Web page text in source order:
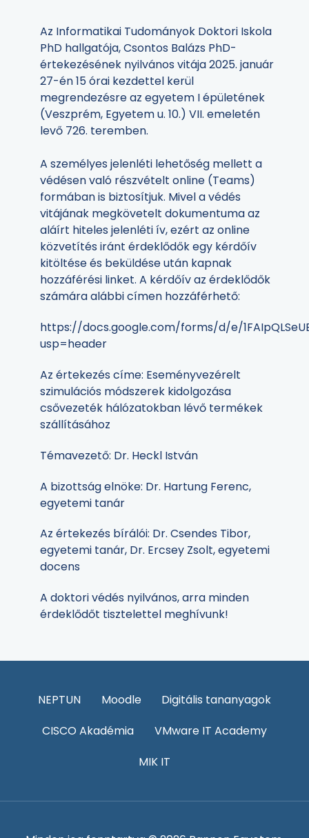
Az Informatikai Tudományok Doktori Iskola
PhD hallgatója, Csontos Balázs PhD-
értekezésének nyilvános vitája 2025. január
27-én 15 órai kezdettel kerül
megrendezésre az egyetem I épületének
(Veszprém, Egyetem u. 10.) VII. emeletén
levő 726. teremben.
A személyes jelenléti lehetőség mellett a
védésen való részvételt online (Teams)
formában is biztosítjuk. Mivel a védés
vitájának megkövetelt dokumentuma az
aláírt hiteles jelenléti ív, ezért az online
közvetítés iránt érdeklődők egy kérdőív
kitöltése és beküldése után kapnak
hozzáférési linket. A kérdőív az érdeklődők
számára alábbi címen hozzáférhető:
https://docs.google.com/forms/d/e/
usp=header
Az értekezés címe: Eseményvezérelt
szimulációs módszerek kidolgozása
csővezeték hálózatokban lévő termékek
szállításához
Témavezető: Dr. Heckl István
A bizottság elnöke: Dr. Hartung Ferenc,
egyetemi tanár
Az értekezés bírálói: Dr. Csendes Tibor,
egyetemi tanár, Dr. Ercsey Zsolt, egyetemi
docens
A doktori védés nyilvános, arra minden
érdeklődőt tisztelettel meghívunk!
NEPTUN Moodle
Digitális tananyagok
CISCO Akadémia
VMware IT Academy
MIK IT